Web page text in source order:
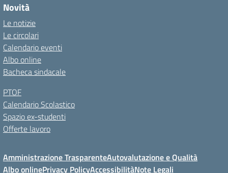
Novità
Le notizie
Le circolari
Calendario eventi
Albo online
Bacheca sindacale
PTOF
Calendario Scolastico
Spazio ex-studenti
Offerte lavoro
Amministrazione TrasparenteAutovalutazione e Qualità
Albo onlinePrivacy PolicyAccessibilitàNote Legali